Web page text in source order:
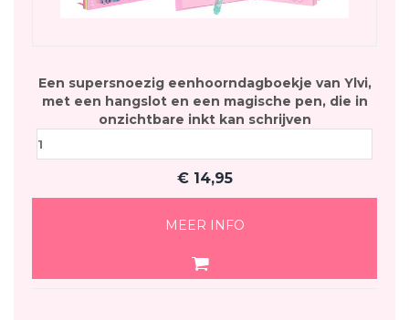
Een supersnoezig eenhoorndagboekje van Ylvi,
met een hangslot en een magische pen, die in
onzichtbare inkt kan schrijven
€ 14,95
MEER INFO